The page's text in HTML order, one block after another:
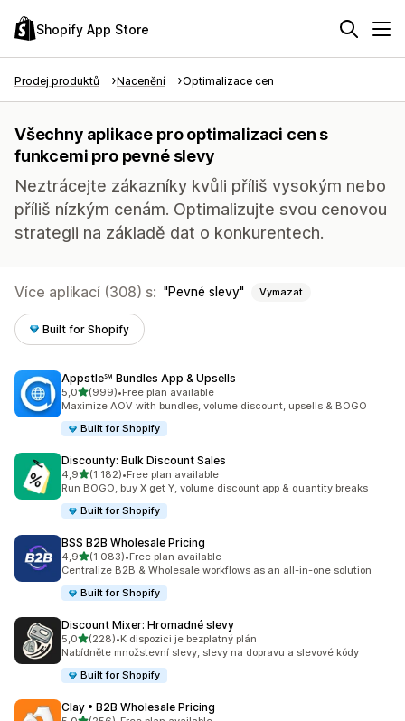
Shopify App Store
Prodej produktů Nacenění Optimalizace cen
Všechny aplikace pro optimalizaci cen s
funkcemi pro pevné slevy
Neztrácejte zákazníky kvůli příliš vysokým nebo
příliš nízkým cenám. Optimalizujte svou cenovou
strategii na základě dat o konkurentech.
Více aplikací (308) s: Pevné slevy Vymazat
Built for Shopify
Appstle℠ Bundles App & Upsells
5,0z 5 hvězd
(999)
Celkový počet recenzí: 999
•Free plan available
Maximize AOV with bundles, volume discount, upsells & BOGO
Built for Shopify
Discounty: Bulk Discount Sales
4,9z 5 hvězd
(1 182)
Celkový počet recenzí: 1182
•Free plan available
Run BOGO, buy X get Y, volume discount app & quantity breaks
Built for Shopify
BSS B2B Wholesale Pricing
4,9z 5 hvězd
(1 083)
Celkový počet recenzí: 1083
•Free plan available
Centralize B2B & Wholesale workflows as an all-in-one solution
Built for Shopify
Discount Mixer: Hromadné slevy
5,0z 5 hvězd
(228)
Celkový počet recenzí: 228
•K dispozici je bezplatný plán
Nabídněte množstevní slevy, slevy na dopravu a slevové kódy
Built for Shopify
Clay • B2B Wholesale Pricing